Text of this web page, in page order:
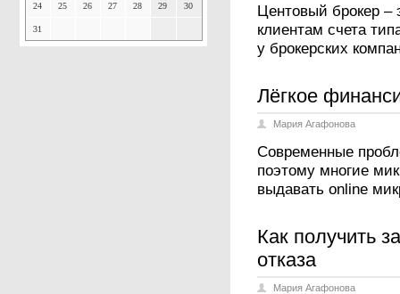
24 25 26 27 28 29 30
31
Центовый брокер –
клиентам счета
у брокерских
Лёгкое
Мария Агафонова
Современные
поэтому многие
выдавать online
Как получить
отказа
Мария Агафонова